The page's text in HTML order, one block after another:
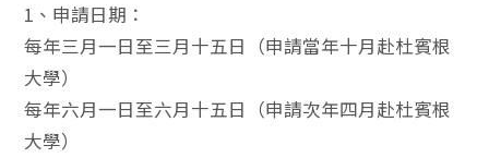
1、申請日期：
每年三月一日至三月十五日（申請當年十月赴杜賓根
大學）
每年六月一日至六月十五日（申請次年四月赴杜賓根
大學）